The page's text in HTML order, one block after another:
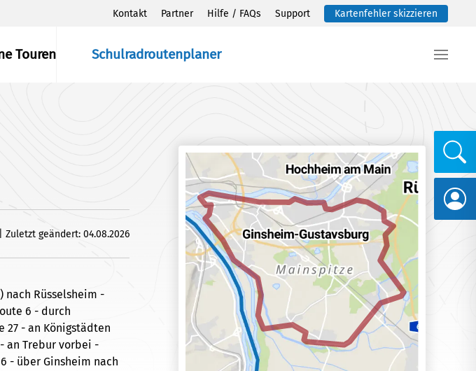
Kontakt Partner Hilfe / FAQs Support Kartenfehler skizzieren
Touren Schulradroutenplaner
Zuletzt geändert: 04.08.2026
nach Rüsselsheim -
6 - durch
27 - an Königstädten
an Trebur vorbei -
- über Ginsheim nach